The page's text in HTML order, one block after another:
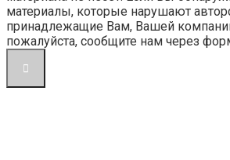
материалы, которые нарушают
принадлежащие Вам, Вашей
пожалуйста, сообщите нам через